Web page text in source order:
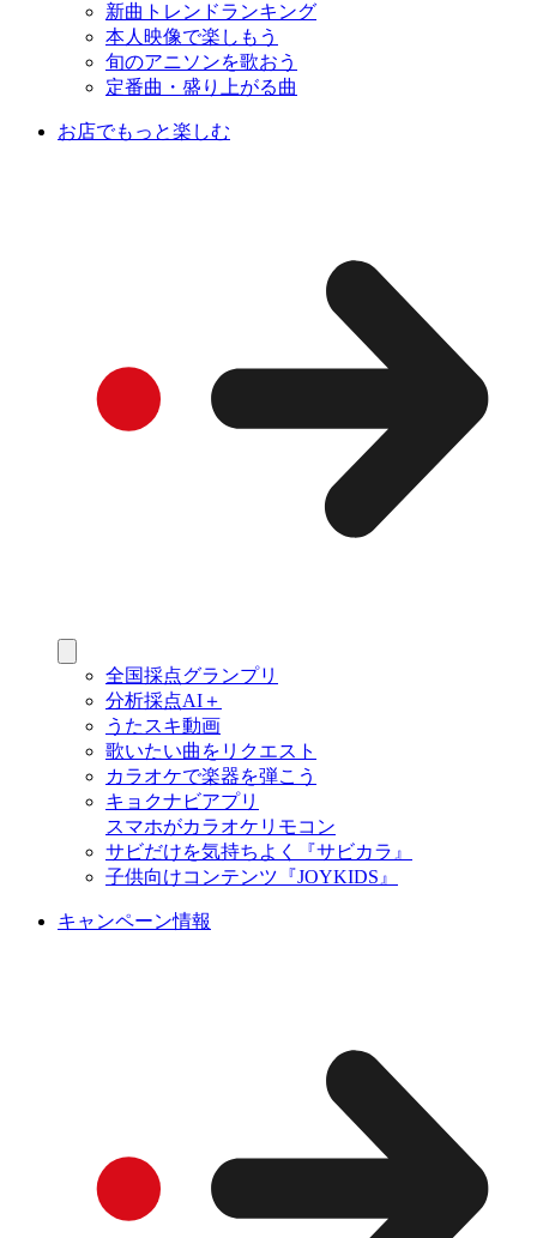
新曲トレンドランキング
本人映像で楽しもう
旬のアニソンを歌おう
定番曲・盛り上がる曲
お店でもっと楽しむ
全国採点グランプリ
分析採点AI＋
うたスキ動画
歌いたい曲をリクエスト
カラオケで楽器を弾こう
キョクナビアプリ
スマホがカラオケリモコン
サビだけを気持ちよく『サビカラ』
子供向けコンテンツ『JOYKIDS』
キャンペーン情報